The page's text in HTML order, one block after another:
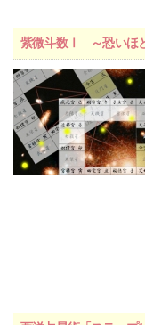
紫微斗数Ⅰ ～恐いほ